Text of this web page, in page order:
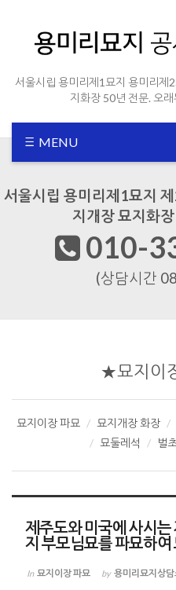
서울시립 용미리제1묘지 용미리제
지화장 50년 전문. 오
MENU
서울시립 용미리제1묘지
지개장 묘지화
010-
(상담시간
★묘지이
묘지이장 파묘 묘지개장 화장
묘둘레석
벌
제주도와 미국에 사시
지 부모님묘를 파묘하
In 묘지이장 파묘 by 용미리묘지상담